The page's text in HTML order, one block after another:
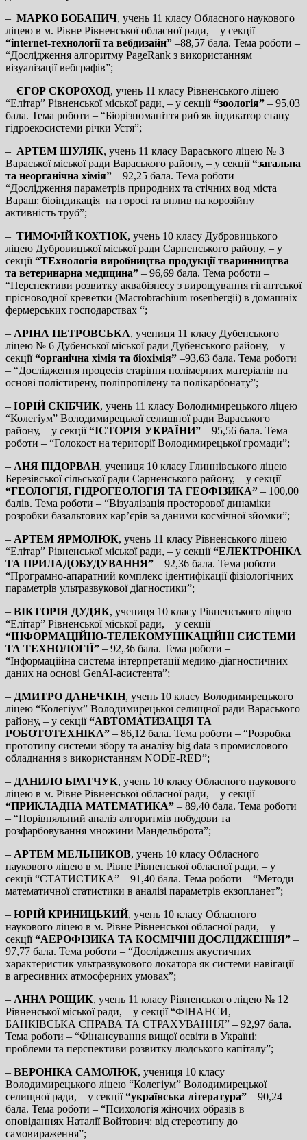
– МАРКО БОБАНИЧ, учень 11 класу Обласного наукового
ліцею в м. Рівне Рівненської обласної ради, – у секції
“internet-технології та вебдизайн” –88,57 бала. Тема роботи –
“Дослідження алгоритму PageRank з використанням
візуалізації вебграфів”;
– ЄГОР СКОРОХОД, учень 11 класу Рівненського ліцею
“Елітар” Рівненської міської ради, – у секції“зоологія” – 95,03
бала. Тема роботи – “Біорізноманіття риб як індикатор стану
гідроекосистеми річки Устя”;
– АРТЕМ ШУЛЯК, учень 11 класу Вараського ліцею № 3
Вараської міської ради Вараського району, – у секції“загальна
та неорганічна хімія” – 92,25 бала. Тема роботи –
“Дослідження параметрів природних та стічних вод міста
Вараш: біоіндикація на горосі та вплив на корозійну
активність труб”;
– ТИМОФІЙ КОХТЮК, учень 10 класу Дубровицького
ліцею Дубровицької міської ради Сарненського району, – у
секції“ТЕхнологія виробництва продукції тваринництва
та ветеринарна медицина” – 96,69 бала. Тема роботи –
“Перспективи розвитку аквабізнесу з вирощування гігантської
прісноводної креветки (Macrobrachium rosenbergii) в домашніх
фермерських господарствах “;
– АРІНА ПЕТРОВСЬКА, учениця 11 класу Дубенського
ліцею № 6 Дубенської міської ради Дубенського району, – у
секції“органічна хімія та біохімія” –93,63 бала. Тема роботи
– “Дослідження процесів старіння полімерних матеріалів на
основі полістирену, поліпропілену та полікарбонату”;
– ЮРІЙ СКІБЧИК, учень 11 класу Володимирецького ліцею
“Колегіум” Володимирецької селищної ради Вараського
району, – у секції“ІСТОРІЯ УКРАЇНИ” – 95,56 бала. Тема
роботи – “Голокост на території Володимирецької громади”;
– АНЯ ПІДОРВАН, учениця 10 класу Глиннівського ліцею
Березівської сільської ради Сарненського району, – у секції
“ГЕОЛОГІЯ, ГІДРОГЕОЛОГІЯ ТА ГЕОФІЗИКА” – 100,00
балів. Тема роботи – “Візуалізація просторової динаміки
розробки базальтових кар’єрів за даними космічної зйомки”;
– АРТЕМ ЯРМОЛЮК, учень 11 класу Рівненського ліцею
“Елітар” Рівненської міської ради, – у секції“ЕЛЕКТРОНІКА
ТА ПРИЛАДОБУДУВАННЯ” – 92,36 бала. Тема роботи –
“Програмно-апаратний комплекс ідентифікації фізіологічних
параметрів ультразвукової діагностики”;
– ВІКТОРІЯ ДУДЯК, учениця 10 класу Рівненського ліцею
“Елітар” Рівненської міської ради, – у секції
“ІНФОРМАЦІЙНО-ТЕЛЕКОМУНІКАЦІЙНІ СИСТЕМИ
ТА ТЕХНОЛОГІЇ” – 92,36 бала. Тема роботи –
“Інформаційна система інтерпретації медико-діагностичних
даних на основі GenAI-асистента”;
– ДМИТРО ДАНЕЧКІН, учень 10 класу Володимирецького
ліцею “Колегіум” Володимирецької селищної ради Вараського
району, – у секції“АВТОМАТИЗАЦІЯ ТА
РОБОТОТЕХНІКА” – 86,12 бала. Тема роботи – “Розробка
прототипу системи збору та аналізу big data з промислового
обладнання з використанням NODE-RED”;
– ДАНИЛО БРАТЧУК, учень 10 класу Обласного наукового
ліцею в м. Рівне Рівненської обласної ради, – у секції
“ПРИКЛАДНА МАТЕМАТИКА” – 89,40 бала. Тема роботи
– “Порівняльний аналіз алгоритмів побудови та
розфарбовування множини Мандельброта”;
– АРТЕМ МЕЛЬНИКОВ, учень 10 класу Обласного
наукового ліцею в м. Рівне Рівненської обласної ради, – у
секції “СТАТИСТИКА” – 91,40 бала. Тема роботи – “Методи
математичної статистики в аналізі параметрів екзопланет”;
– ЮРІЙ КРИНИЦЬКИЙ, учень 10 класу Обласного
наукового ліцею в м. Рівне Рівненської обласної ради, – у
секції“АЕРОФІЗИКА ТА КОСМІЧНІ ДОСЛІДЖЕННЯ” –
97,77 бала. Тема роботи – “Дослідження акустичних
характеристик ультразвукового локатора як системи навігації
в агресивних атмосферних умовах”;
– АННА РОЩИК, учень 11 класу Рівненського ліцею № 12
Рівненської міської ради, – у секції “ФІНАНСИ,
БАНКІВСЬКА СПРАВА ТА СТРАХУВАННЯ” – 92,97 бала.
Тема роботи – “Фінансування вищої освіти в Україні:
проблеми та перспективи розвитку людського капіталу”;
– ВЕРОНІКА САМОЛЮК, учениця 10 класу
Володимирецького ліцею “Колегіум” Володимирецької
селищної ради, – у секції“українська література” – 90,24
бала. Тема роботи – “Психологія жіночих образів в
оповіданнях Наталії Войтович: від стереотипу до
самовираження”;